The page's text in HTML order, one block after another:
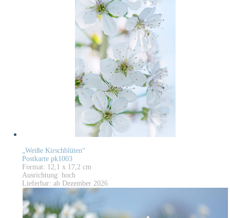
„Weiße Kirschblüten“
Postkarte pk1003
Format: 12,1 x 17,2 cm
Ausrichtung: hoch
Lieferbar: ab Dezember 2026